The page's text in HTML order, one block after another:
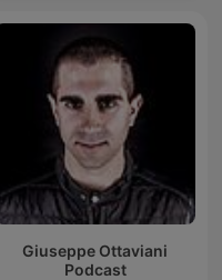
Giuseppe Ottaviani
Podcast